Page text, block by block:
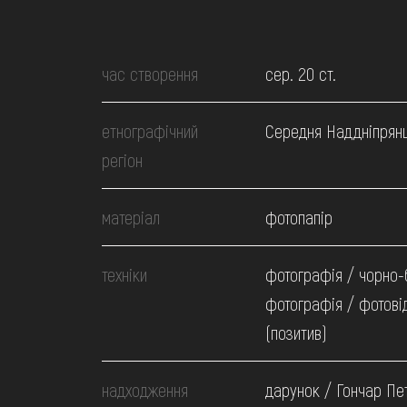
ВІДВІДАТИ
НАВЧИТИСЯ
ПОСЛУГИ
час створення сер. 20 ст.
етнографічний
регіон
Середня
матеріал фотопапір
техніки
фотографія / чорно-
фотографія /
(позитив)
надходження дарунок / Гончар